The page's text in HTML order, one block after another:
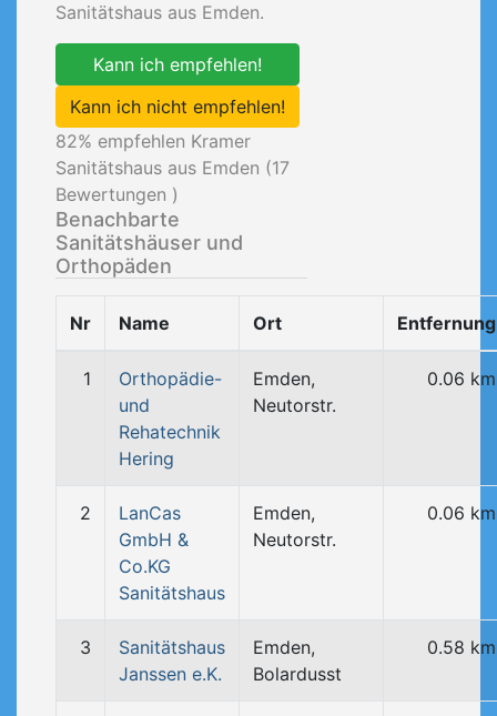
Sanitätshaus aus Emden.
Kann ich empfehlen!
Kann ich nicht empfehlen!
82% empfehlen Kramer
Sanitätshaus aus Emden (17
Bewertungen )
Benachbarte
Sanitätshäuser und
Orthopäden
Nr Name Ort Entfernung
1
Orthopädie-
und
Rehatechnik
Hering
Emden,
Neutorstr.
0.06 km
2
LanCas
GmbH &
Co.KG
Sanitätshaus
Emden,
Neutorstr.
0.06 km
3
Sanitätshaus
Janssen e.K.
Emden,
Bolardusst
0.58 km